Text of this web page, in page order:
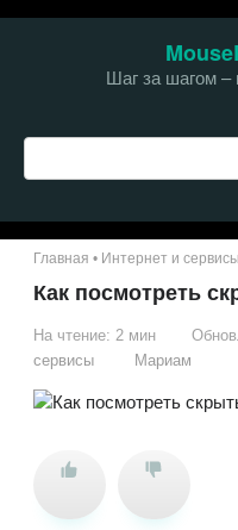
Шаг за шагом –
Главная • Интернет и сервисы
Как посмотреть
На чтение: 2 мин
сервисы
Мариам